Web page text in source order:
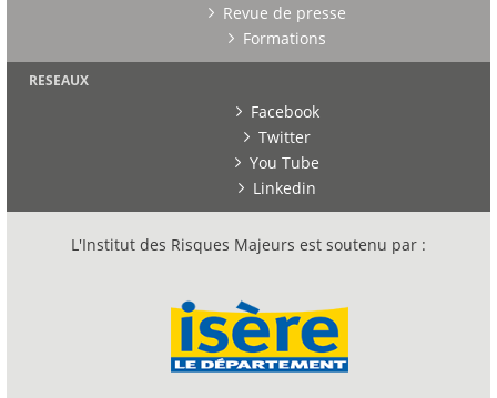
Revue de presse
Formations
RESEAUX
Facebook
Twitter
You Tube
Linkedin
L'Institut des Risques Majeurs est soutenu par :